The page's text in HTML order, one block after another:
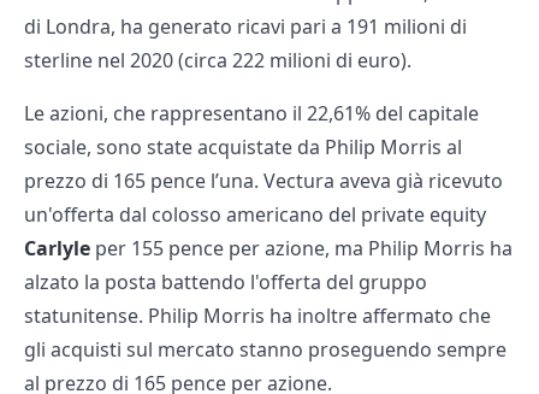
di Londra, ha generato ricavi pari a 191 milioni di
sterline nel 2020 (circa 222 milioni di euro).
Le azioni, che rappresentano il 22,61% del capitale
sociale, sono state acquistate da Philip Morris al
prezzo di 165 pence l’una. Vectura aveva già ricevuto
un'offerta dal colosso americano del private equity
Carlyle per 155 pence per azione, ma Philip Morris ha
alzato la posta battendo l'offerta del gruppo
statunitense. Philip Morris ha inoltre affermato che
gli acquisti sul mercato stanno proseguendo sempre
al prezzo di 165 pence per azione.